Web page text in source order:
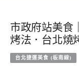
市政府站美食
烤法．台北燒
台北捷運美食 (板南線)